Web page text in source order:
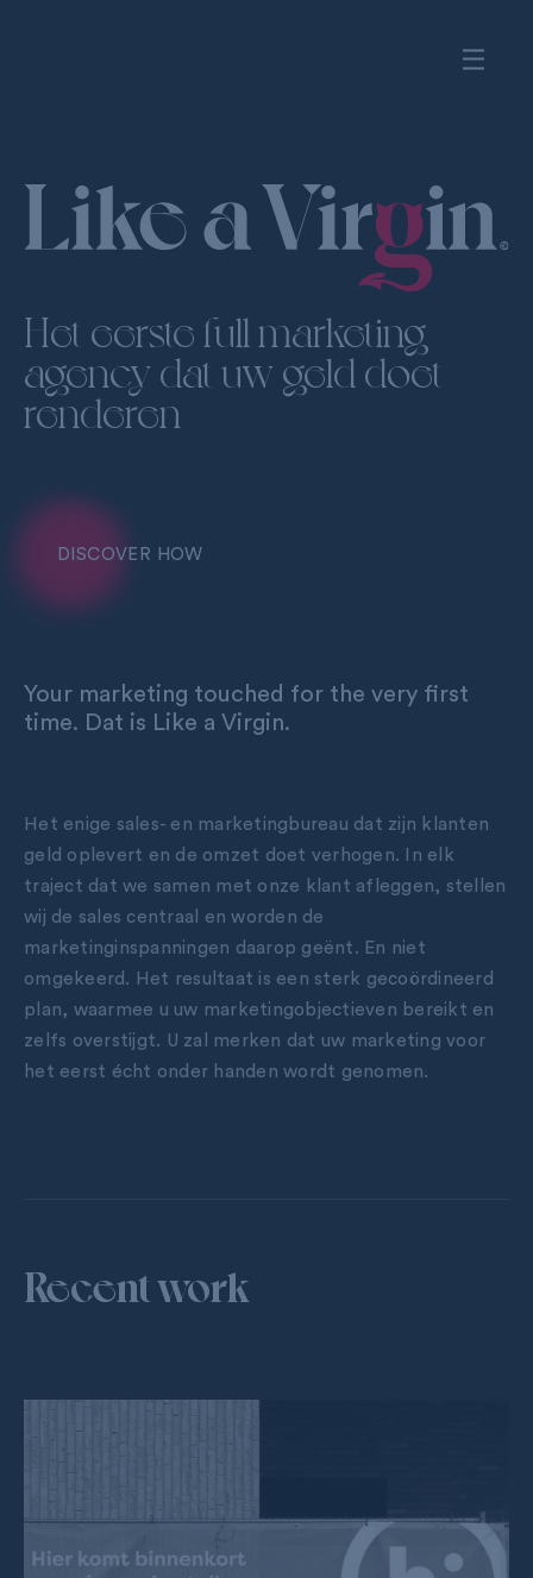
sales strategies, memorable movies,
crazy commercials, tv, radio, great
ads, long copy, short copy, boring
copy, snappy copy, online, offline,
logos, left and right. We. got. You.
Het eerste full marketing
agency dat uw geld doet
renderen
DISCOVER HOW
Your marketing touched for the very first
time. Dat is Like a Virgin.
Het enige sales- en marketingbureau dat zijn klanten
geld oplevert en de omzet doet verhogen. In elk
traject dat we samen met onze klant afleggen, stellen
wij de sales centraal en worden de
marketinginspanningen daarop geënt. En niet
omgekeerd. Het resultaat is een sterk gecoördineerd
plan, waarmee u uw marketingobjectieven bereikt en
zelfs overstijgt. U zal merken dat uw marketing voor
het eerst écht onder handen wordt genomen.
Recent work